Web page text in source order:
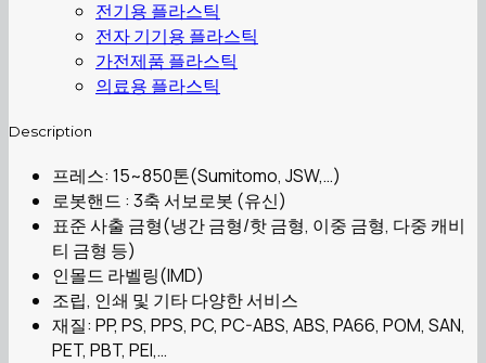
전기용 플라스틱
전자 기기용 플라스틱
가전제품 플라스틱
의료용 플라스틱
Description
프레스: 15~850톤(Sumitomo, JSW,…)
로봇핸드 : 3축 서보로봇 (유신)
표준 사출 금형(냉간 금형/핫 금형, 이중 금형, 다중 캐비
티 금형 등)
인몰드 라벨링(IMD)
조립, 인쇄 및 기타 다양한 서비스
재질: PP, PS, PPS, PC, PC-ABS, ABS, PA66, POM, SAN,
PET, PBT, PEI,…